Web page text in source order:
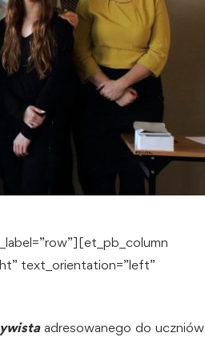
text_orientation=”left”
adresowanego do uczniów